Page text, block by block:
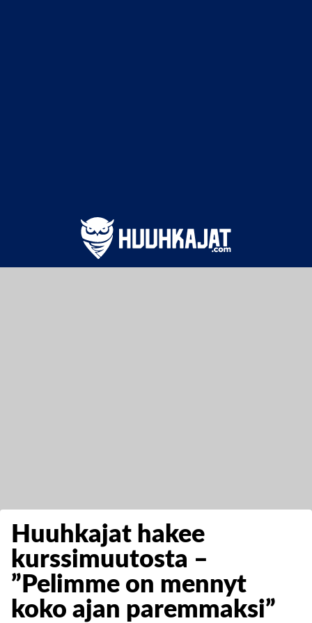
Huuhkajat hakee
kurssimuutosta –
”Pelimme on mennyt
koko ajan paremmaksi”